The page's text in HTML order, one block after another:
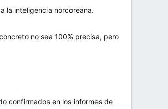
la inteligencia norcoreana.
no sea 100% precisa, pero
confirmados en los informes de